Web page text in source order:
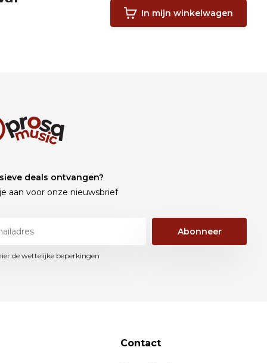
In mijn winkelwagen
deals ontvangen?
aan voor onze nieuwsbrief
Abonneer
de wettelijke beperkingen
Contact